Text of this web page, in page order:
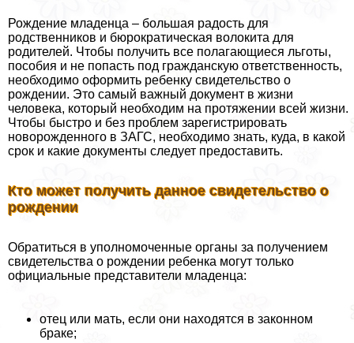
Рождение младенца – большая радость для
родственников и бюрократическая волокита для
родителей. Чтобы получить все полагающиеся льготы,
пособия и не попасть под гражданскую ответственность,
необходимо оформить ребенку свидетельство о
рождении. Это самый важный документ в жизни
человека, который необходим на протяжении всей жизни.
Чтобы быстро и без проблем зарегистрировать
новорожденного в ЗАГС, необходимо знать, куда, в какой
срок и какие документы следует предоставить.
Кто может получить данное свидетельство о
рождении
Обратиться в уполномоченные органы за получением
свидетельства о рождении ребенка могут только
официальные представители младенца:
отец или мать, если они находятся в законном
бpaке;